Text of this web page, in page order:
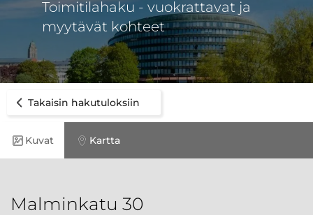
Toimitilahaku - vuokrattavat ja
myytävät kohteet
Takaisin hakutuloksiin
Kuvat Kartta
Malminkatu 30